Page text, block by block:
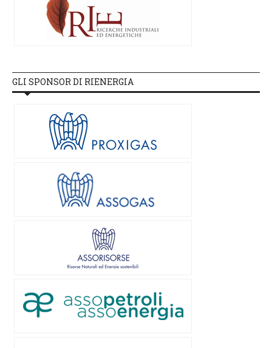
GLI SPONSOR DI RIENERGIA